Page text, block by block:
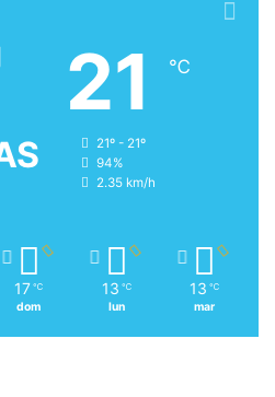
21 ℃
21º - 21º
94%
2.35 km/h
17 ℃
dom
13 ℃
lun
13 ℃
mar